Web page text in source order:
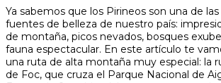
Ya sabemos que los Pirineos son una de
fuentes de belleza de nuestro país:
de montaña, picos nevados, bosques
fauna espectacular. En este artículo te
una ruta de alta montaña muy especial: la
de Foc, que cruza el Parque Nacional de